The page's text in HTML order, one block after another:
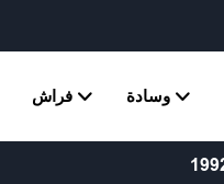
فراش وسادة